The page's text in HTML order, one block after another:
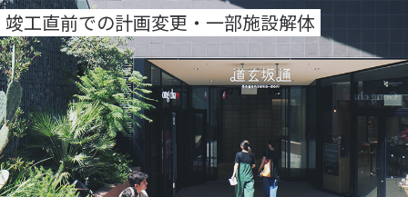
竣工直前での計画変更・一部施設解体